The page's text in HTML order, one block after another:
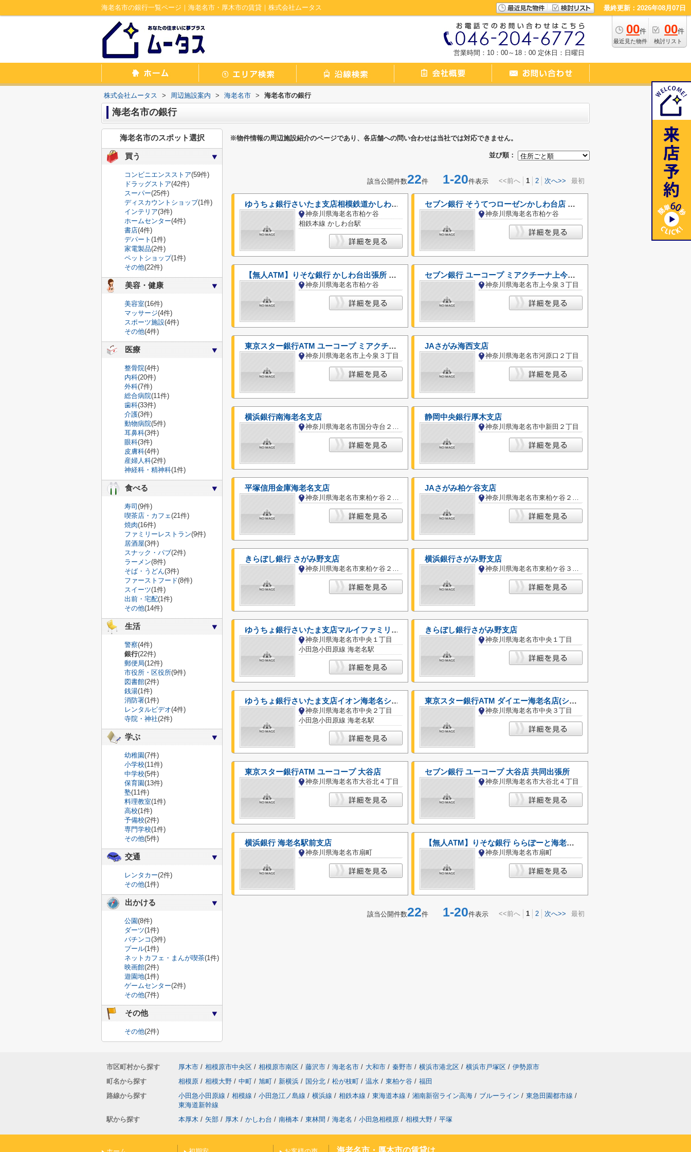
海老名市の銀行一覧ページ｜海老名市・厚木市の賃貸｜株式会社ムータス 最終更新：2026年08月07日
00件
最近見た物件
00件
検討リスト
営業時間：10：00～18：00 定休日：日曜日
株式会社ムータス > 周辺施設案内 > 海老名市 > 海老名市の銀行
海老名市の銀行
※物件情報の周辺施設紹介のページであり、各店舗への問い合わせは当社では対応できません。
並び順：
該当公開件数22件 1-20件表示 <<前へ 1 2 次へ>> 最初
ゆうちょ銀行さいたま支店相模鉄道かしわ台駅出張所
神奈川県海老名市柏ケ谷
相鉄本線 かしわ台駅
セブン銀行 そうてつローゼンかしわ台店 共同出張所
神奈川県海老名市柏ケ谷
【無人ATM】りそな銀行 かしわ台出張所 無人ATM
神奈川県海老名市柏ケ谷
セブン銀行 ユーコープ ミアクチーナ上今泉店 共同出張所
神奈川県海老名市上今泉３丁目
東京スター銀行ATM ユーコープ ミアクチーナ上今泉店
神奈川県海老名市上今泉３丁目
JAさがみ海西支店
神奈川県海老名市河原口２丁目
横浜銀行南海老名支店
神奈川県海老名市国分寺台２丁目
静岡中央銀行厚木支店
神奈川県海老名市中新田２丁目
平塚信用金庫海老名支店
神奈川県海老名市東柏ケ谷２丁目
JAさがみ柏ケ谷支店
神奈川県海老名市東柏ケ谷２丁目
きらぼし銀行 さがみ野支店
神奈川県海老名市東柏ケ谷２丁目
横浜銀行さがみ野支店
神奈川県海老名市東柏ケ谷３丁目
ゆうちょ銀行さいたま支店マルイファミリー海老名店内出張所
神奈川県海老名市中央１丁目
小田急小田原線 海老名駅
きらぼし銀行さがみ野支店
神奈川県海老名市中央１丁目
ゆうちょ銀行さいたま支店イオン海老名ショッピングセンター内出張所
神奈川県海老名市中央２丁目
小田急小田原線 海老名駅
東京スター銀行ATM ダイエー海老名店(ショッパーズプラザ海老名)
神奈川県海老名市中央３丁目
東京スター銀行ATM ユーコープ 大谷店
神奈川県海老名市大谷北４丁目
セブン銀行 ユーコープ 大谷店 共同出張所
神奈川県海老名市大谷北４丁目
横浜銀行 海老名駅前支店
神奈川県海老名市扇町
【無人ATM】りそな銀行 ららぽーと海老名出張所 無人ATM
神奈川県海老名市扇町
該当公開件数22件 1-20件表示 <<前へ 1 2 次へ>> 最初
海老名市のスポット選択
買う
コンビニエンスストア(59件)
ドラッグストア(42件)
スーパー(25件)
ディスカウントショップ(1件)
インテリア(3件)
ホームセンター(4件)
書店(4件)
デパート (1件)
家電製品(2件)
ペットショップ(1件)
その他(22件)
美容・健康
美容室(16件)
マッサージ(4件)
スポーツ施設(4件)
その他(4件)
医療
整骨院(4件)
内科(20件)
外科(7件)
総合病院(11件)
歯科(33件)
介護(3件)
動物病院(5件)
耳鼻科(3件)
眼科(3件)
皮膚科(4件)
産婦人科(2件)
神経科・精神科(1件)
食べる
寿司 (9件)
喫茶店・カフェ(21件)
焼肉(16件)
ファミリーレストラン(9件)
居酒屋(3件)
スナック・パブ(2件)
ラーメン(8件)
そば・うどん(3件)
ファーストフード(8件)
スイーツ(1件)
出前・宅配(1件)
その他(14件)
生活
警察(4件)
銀行(22件)
郵便局(12件)
市役所・区役所(9件)
図書館(2件)
銭湯(1件)
消防署(1件)
レンタルビデオ(4件)
寺院・神社(2件)
学ぶ
幼稚園(7件)
小学校(11件)
中学校(5件)
保育園(13件)
塾(11件)
料理教室(1件)
高校(1件)
予備校(2件)
専門学校(1件)
その他(5件)
交通
レンタカー(2件)
その他(1件)
出かける
公園(8件)
ダーツ(1件)
パチンコ(3件)
プール(1件)
ネットカフェ・まんが喫茶(1件)
映画館(2件)
遊園地(1件)
ゲームセンター(2件)
その他(7件)
その他
その他(2件)
市区町村から探す 厚木市 / 相模原市中央区 / 相模原市南区 / 藤沢市 / 海老名市 / 大和市 / 秦野市 / 横浜市港北区 / 横浜市戸塚区 / 伊勢原市
町名から探す
相模原 / 相模大野 / 中町 / 旭町 / 新横浜 / 国分北 / 松が枝町 / 温水 / 東柏ケ谷 / 福田
路線から探す
小田急小田原線 / 相模線 / 小田急江ノ島線 / 横浜線 / 相鉄本線 / 東海道本線 / 湘南新宿ライン高海 / ブルーライン / 東急田園都市線 /
東海道新幹線
駅から探す
本厚木 / 矢部 / 厚木 / かしわ台 / 南橋本 / 東林間 / 海老名 / 小田急相模原 / 相模大野 / 平塚
海老名市・厚木市の賃貸は